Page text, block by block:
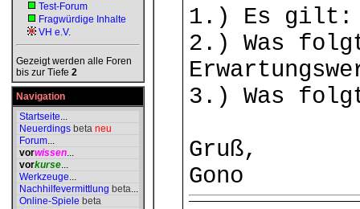
Test-Forum
Fragwürdige Inhalte
VH e.V.
Gezeigt werden alle Foren
bis zur Tiefe 2
Navigation
Startseite...
Neuerdings beta neu
Forum...
vorwissen...
vorkurse...
Werkzeuge...
Nachhilfevermittlung beta...
Online-Spiele beta
1.) Es gilt:
2.) Was
3.) Was
Gruß,
Gono